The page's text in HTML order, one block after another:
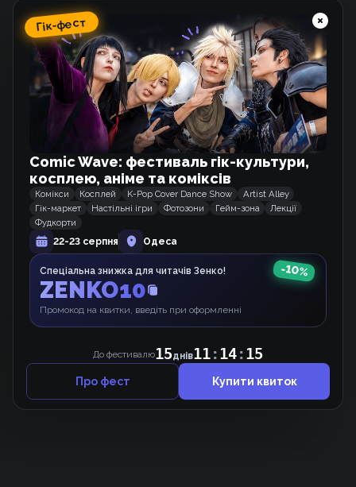
Схожі тайтли
Не зіскакуй!
Манґа
Хто?
Манґа
Вижити як покоївка в грі жахів
Гік-фест
Comic Wave: фестиваль гік-культури,
косплею, аніме та коміксів
Комікси Косплей K-Pop Cover Dance Show
Artist Alley
Гік-маркет
Настільні ігри Фотозони Гейм-зона
Лекції
Фудкорти
22-23 серпня
Одеса
Спеціальна знижка для читачів Зенко!
ZENKO10
Промокод на квитки, введіть при оформленні
-10%
До фестивалю15днів11:14:15
Про фест Купити квиток